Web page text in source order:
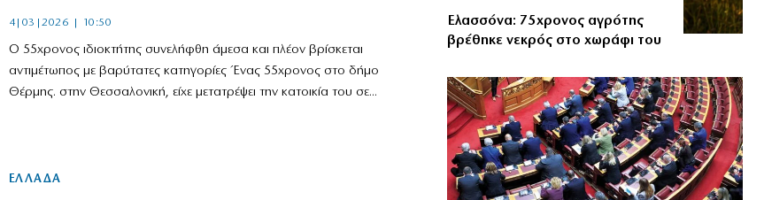
4|03|2026 | 10:50
Ο 55χρονος ιδιοκτήτης συνελήφθη άμεσα και πλέον βρίσκεται
αντιμέτωπος με βαρύτατες κατηγορίες Ένας 55χρονος στο δήμο
Θέρμης. στην Θεσσαλονική, είχε μετατρέψει την κατοικία του σε...
ΕΛΛΑΔΑ
Ελασσόνα: 75χρονος αγρότης
βρέθηκε νεκρός στο χωράφι του